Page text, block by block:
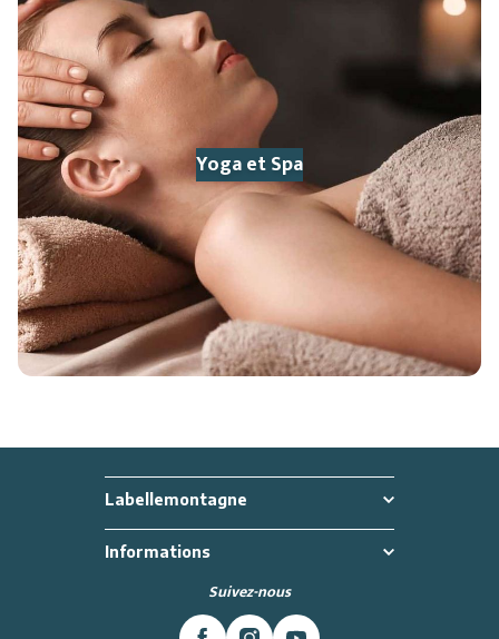
Yogaet Spa
Labellemontagne
Informations
Suivez-nous